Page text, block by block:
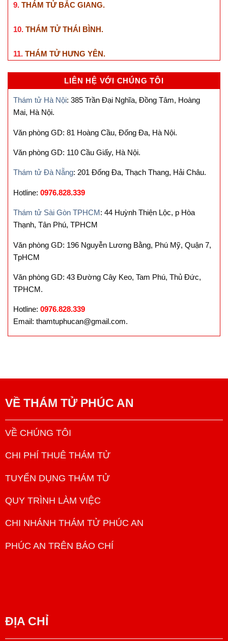
9. THÁM TỬ BẮC GIANG.
10. THÁM TỬ THÁI BÌNH.
11. THÁM TỬ HƯNG YÊN.
LIÊN HỆ VỚI CHÚNG TÔI
Thám tử Hà Nội: 385 Trần Đại Nghĩa, Đồng Tâm, Hoàng
Mai, Hà Nội.
Văn phòng GD: 81 Hoàng Cầu, Đống Đa, Hà Nội.
Văn phòng GD: 110 Cầu Giấy, Hà Nội.
Thám tử Đà Nẵng: 201 Đống Đa, Thạch Thang, Hải Châu.
Hotline: 0976.828.339
Thám tử Sài Gòn TPHCM: 44 Huỳnh Thiện Lộc, p Hòa
Thạnh, Tân Phú, TPHCM
Văn phòng GD: 196 Nguyễn Lương Bằng, Phú Mỹ, Quận 7,
TpHCM
Văn phòng GD: 43 Đường Cây Keo, Tam Phú, Thủ Đức,
TPHCM.
Hotline: 0976.828.339
Email: thamtuphucan@gmail.com.
VỀ THÁM TỬ PHÚC AN
VỀ CHÚNG TÔI
CHI PHÍ THUÊ THÁM TỬ
TUYỂN DỤNG THÁM TỬ
QUY TRÌNH LÀM VIỆC
CHI NHÁNH THÁM TỬ PHÚC AN
PHÚC AN TRÊN BÁO CHÍ
ĐỊA CHỈ